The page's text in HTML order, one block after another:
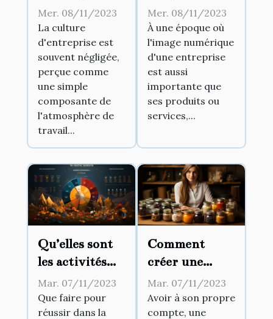
comme clef de
succès
Mer. 08/11/2023
La culture
d'entreprise est
souvent négligée,
perçue comme
une simple
composante de
l'atmosphère de
travail...
nécessaires
pour devenir
un expert en
e-réputation
et Google My
Business
Mer. 08/11/2023
À une époque où
l'image numérique
d'une entreprise
est aussi
importante que
ses produits ou
services,...
Qu’elles sont
les activités
rentables ?
Mar. 07/11/2023
Que faire pour
réussir dans la
Comment
créer une
entreprise à
son propre
compte ?
Mar. 07/11/2023
Avoir à son propre
compte, une